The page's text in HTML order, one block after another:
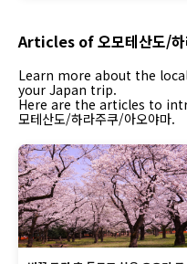
Articles of 오모테산도/하
Learn more about the
your Japan trip.
Here are the articles to
모테산도/하라주쿠/아오야마.